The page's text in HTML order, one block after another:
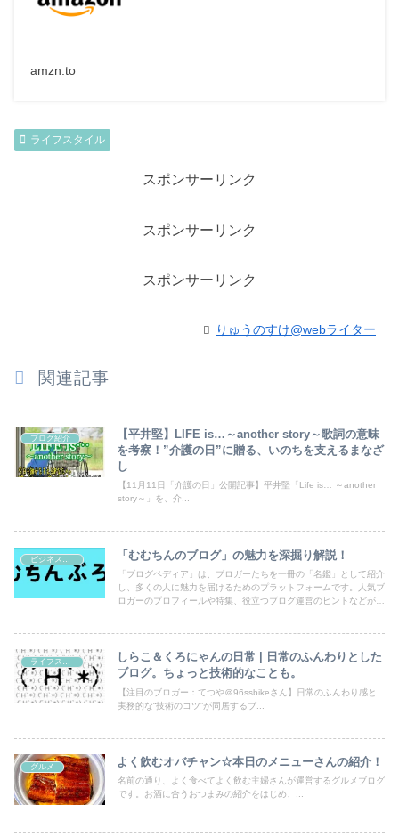
amzn.to
ライフスタイル
スポンサーリンク
スポンサーリンク
スポンサーリンク
りゅうのすけ@webライター
関連記事
ブログ紹介
【平井堅】LIFE is…～another story～歌詞の意味
を考察！”介護の日”に贈る、いのちを支えるまなざ
し
【11月11日「介護の日」公開記事】平井堅「Life is… ～another
story～」を、介...
「むむちんのブログ」の魅力を深掘り解説！
「ブログペディア」は、ブロガーたちを一冊の「名鑑」として紹介
し、多くの人に魅力を届けるためのプラットフォームです。人気ブ
ロガーのプロフィールや特集、役立つブログ運営のヒントなどが満
しらこ＆くろにゃんの日常 | 日常のふんわりとした
ブログ。ちょっと技術的なことも。
【注目のブロガー：てつや＠96ssbikeさん】日常のふんわり感と
実務的な“技術のコツ”が同居するブ...
グルメ よく飲むオバチャン☆本日のメニューさんの紹介！
名前の通り、よく食べてよく飲む主婦さんが運営するグルメブログ
です。お酒に合うおつまみの紹介をはじめ、...